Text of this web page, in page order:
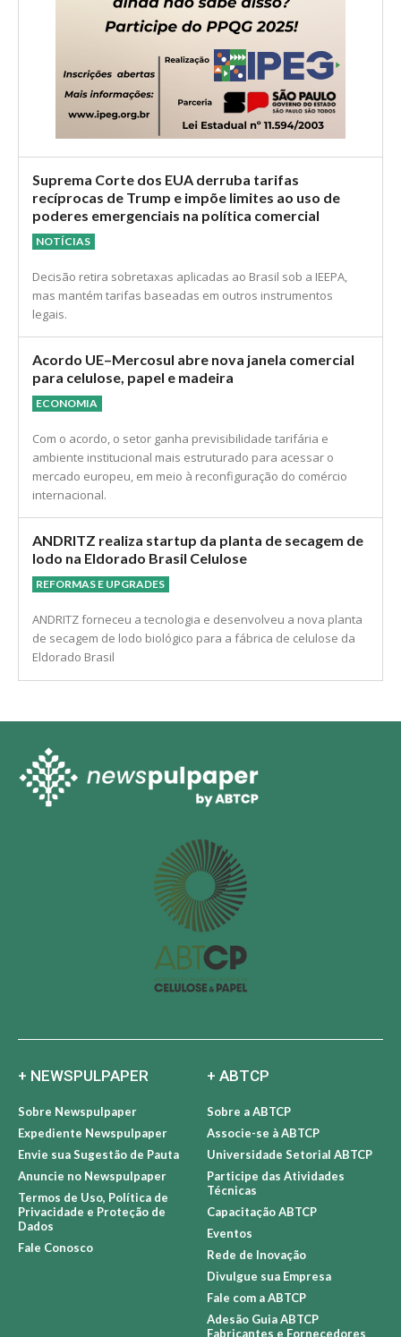
Suprema Corte dos EUA derruba tarifas
recíprocas de Trump e impõe limites ao uso de
poderes emergenciais na política comercial
NOTÍCIAS
Decisão retira sobretaxas aplicadas ao Brasil sob a IEEPA,
mas mantém tarifas baseadas em outros instrumentos
legais.
Acordo UE–Mercosul abre nova janela comercial
para celulose, papel e madeira
ECONOMIA
Com o acordo, o setor ganha previsibilidade tarifária e
ambiente institucional mais estruturado para acessar o
mercado europeu, em meio à reconfiguração do comércio
internacional.
ANDRITZ realiza startup da planta de secagem de
lodo na Eldorado Brasil Celulose
REFORMAS E UPGRADES
ANDRITZ forneceu a tecnologia e desenvolveu a nova planta
de secagem de lodo biológico para a fábrica de celulose da
Eldorado Brasil
+ NEWSPULPAPER
Sobre Newspulpaper
Expediente Newspulpaper
Envie sua Sugestão de Pauta
Anuncie no Newspulpaper
Termos de Uso, Política de
Privacidade e Proteção de
Dados
Fale Conosco
+ ABTCP
Sobre a ABTCP
Associe-se à ABTCP
Universidade Setorial ABTCP
Participe das Atividades
Técnicas
Capacitação ABTCP
Eventos
Rede de Inovação
Divulgue sua Empresa
Fale com a ABTCP
Adesão Guia ABTCP
Fabricantes e Fornecedores